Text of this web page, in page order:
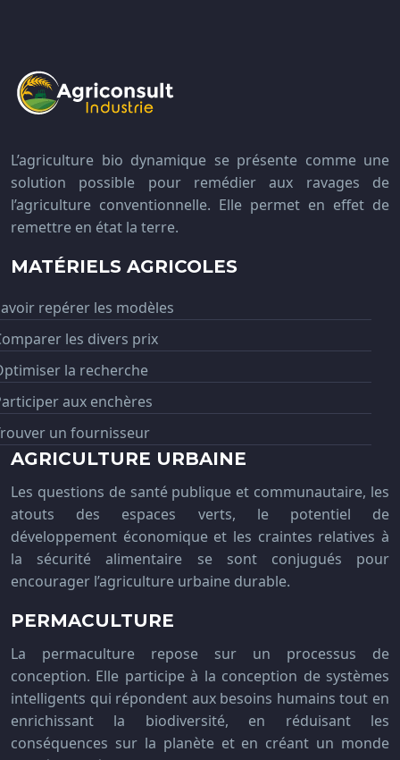
L’agriculture bio dynamique se présente comme une
solution possible pour remédier aux ravages de
l’agriculture conventionnelle. Elle permet en effet de
remettre en état la terre.
MATÉRIELS AGRICOLES
repérer les modèles
les divers prix
la recherche
aux enchères
un fournisseur
AGRICULTURE URBAINE
Les questions de santé publique et communautaire, les
atouts des espaces verts, le potentiel de
développement économique et les craintes relatives à
la sécurité alimentaire se sont conjugués pour
encourager l’agriculture urbaine durable.
PERMACULTURE
La permaculture repose sur un processus de
conception. Elle participe à la conception de systèmes
intelligents qui répondent aux besoins humains tout en
enrichissant la biodiversité, en réduisant les
conséquences sur la planète et en créant un monde